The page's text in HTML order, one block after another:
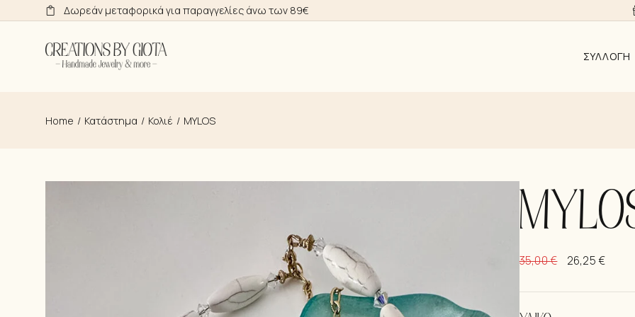
to
content
Δωρεάν μεταφορικά για παραγγελίες άνω των 89€
ΣΥΛΛΟΓΉ
ΛΑΜΨΗ
Home Κατάστημα Κολιέ MYLOS
35,00€ 26,25€